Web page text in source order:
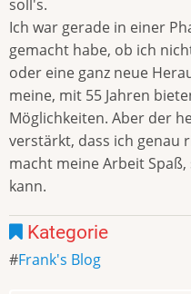
soll's.
Ich war gerade in einer
gemacht habe, ob ich
oder eine ganz neue
meine, mit 55 Jahren
Möglichkeiten. Aber der
verstärkt, dass ich genau
macht meine Arbeit
kann.
Kategorie
Frank's Blog